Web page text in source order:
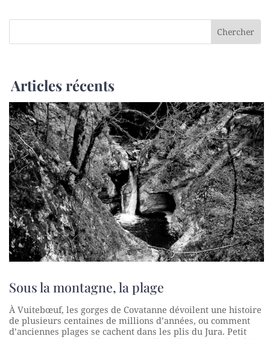
Articles récents
Sous la montagne, la plage
À Vuitebœuf, les gorges de Covatanne dévoilent une histoire
de plusieurs centaines de millions d’années, ou comment
d’anciennes plages se cachent dans les plis du Jura. Petit